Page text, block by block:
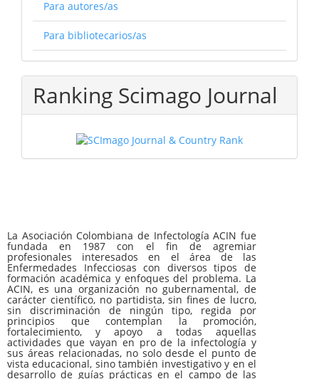
Para autores/as
Para bibliotecarios/as
Ranking Scimago Journal
La Asociación Colombiana de Infectología ACIN fue
fundada en 1987 con el fin de agremiar
profesionales interesados en el área de las
Enfermedades Infecciosas con diversos tipos de
formación académica y enfoques del problema. La
ACIN, es una organización no gubernamental, de
carácter científico, no partidista, sin fines de lucro,
sin discriminación de ningún tipo, regida por
principios que contemplan la promoción,
fortalecimiento, y apoyo a todas aquellas
actividades que vayan en pro de la infectología y
sus áreas relacionadas, no solo desde el punto de
vista educacional, sino también investigativo y en el
desarrollo de guías prácticas en el campo de las